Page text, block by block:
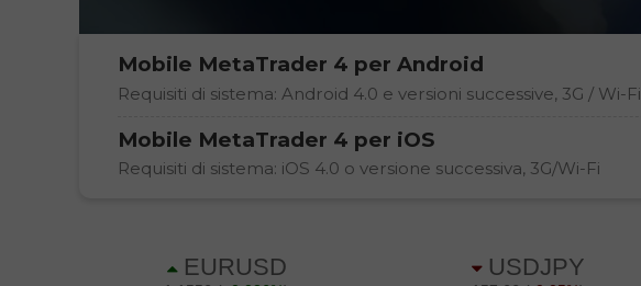
Mobile MetaTrader 4 per Android
Requisiti di sistema: Android 4.0 e versioni successive, 3G / Wi-Fi
Mobile MetaTrader 4 per iOS
Requisiti di sistema: iOS 4.0 o versione successiva, 3G/Wi-Fi